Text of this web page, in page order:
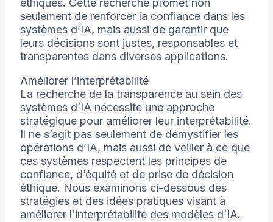
éthiques. Cette recherche promet non
seulement de renforcer la confiance dans les
systèmes d’IA, mais aussi de garantir que
leurs décisions sont justes, responsables et
transparentes dans diverses applications.
Améliorer l’interprétabilité
La recherche de la transparence au sein des
systèmes d’IA nécessite une approche
stratégique pour améliorer leur interprétabilité.
Il ne s’agit pas seulement de démystifier les
opérations d’IA, mais aussi de veiller à ce que
ces systèmes respectent les principes de
confiance, d’équité et de prise de décision
éthique. Nous examinons ci-dessous des
stratégies et des idées pratiques visant à
améliorer l’interprétabilité des modèles d’IA.